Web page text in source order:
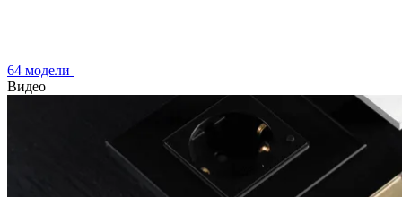
64 модели
Видео